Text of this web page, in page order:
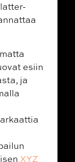
esiin
ja
XYZ